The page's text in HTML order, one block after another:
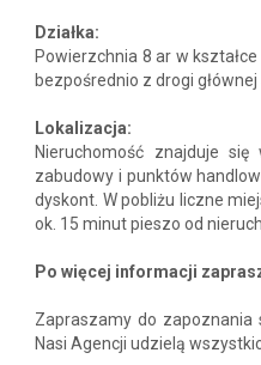
Działka:
Powierzchnia 8 ar w
bezpośrednio z drogi
Lokalizacja:
Nieruchomość znajduje
zabudowy i punktów
dyskont. W pobliżu liczne
ok. 15 minut pieszo od
Po więcej informacji
Zapraszamy do zapoznania
Nasi Agencji udzielą